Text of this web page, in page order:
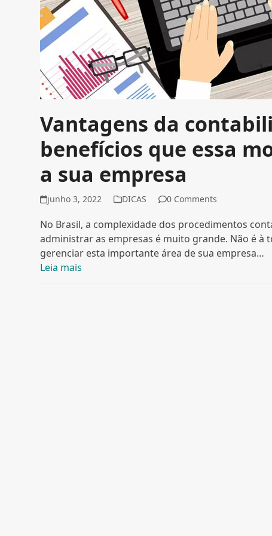
Vantagens da
benefícios que essa
a sua empresa
junho 3, 2022 DICAS 0 Comments
No Brasil, a complexidade dos procedimentos
administrar as empresas é muito grande. Não é
gerenciar esta importante área de sua empresa…
Leia mais